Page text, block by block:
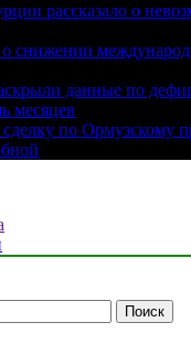
рассказало о
снижении
данные по
месяцев
по Ормузскому